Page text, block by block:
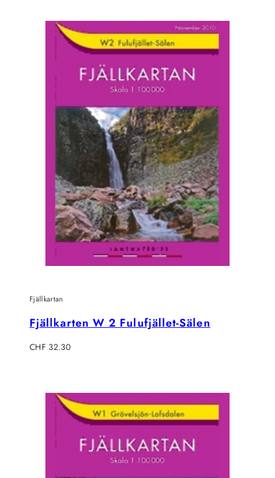
Fjällkartan
Fjällkarten W 2 Fulufjället-Sälen
Regulärer
CHF 32.30